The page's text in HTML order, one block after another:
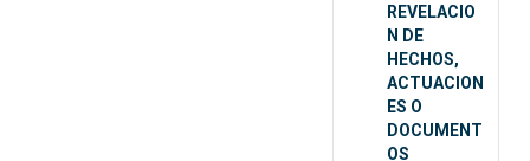
REVELACIO
N DE
HECHOS,
ACTUACION
ES O
DOCUMENT
OS